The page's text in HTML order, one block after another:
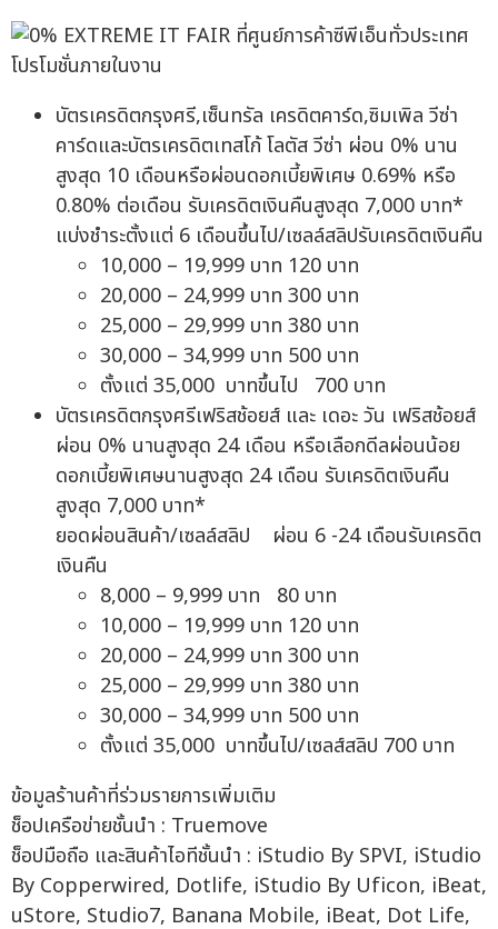
โปรโมชั่นภายในงาน
บัตรเครดิตกรุงศรี,เซ็นทรัล เครดิตคาร์ด,ซิมเพิล วีซ่า
คาร์ดและบัตรเครดิตเทสโก้ โลตัส วีซ่า ผ่อน 0% นาน
สูงสุด 10 เดือนหรือผ่อนดอกเบี้ยพิเศษ 0.69% หรือ
0.80% ต่อเดือน รับเครดิตเงินคืนสูงสุด 7,000 บาท*
แบ่งชำระตั้งแต่ 6 เดือนขึ้นไป/เซลล์สลิปรับเครดิตเงินคืน
10,000 – 19,999 บาท 120 บาท
20,000 – 24,999 บาท 300 บาท
25,000 – 29,999 บาท 380 บาท
30,000 – 34,999 บาท 500 บาท
ตั้งแต่ 35,000 บาทขึ้นไป 700 บาท
บัตรเครดิตกรุงศรีเฟริสช้อยส์ และ เดอะ วัน เฟริสช้อยส์
ผ่อน 0% นานสูงสุด 24 เดือน หรือเลือกดีลผ่อนน้อย
ดอกเบี้ยพิเศษนานสูงสุด 24 เดือน รับเครดิตเงินคืน
สูงสุด 7,000 บาท*
ยอดผ่อนสินค้า/เซลล์สลิป ผ่อน 6 -24 เดือนรับเครดิต
เงินคืน
8,000 – 9,999 บาท 80 บาท
10,000 – 19,999 บาท 120 บาท
20,000 – 24,999 บาท 300 บาท
25,000 – 29,999 บาท 380 บาท
30,000 – 34,999 บาท 500 บาท
ตั้งแต่ 35,000 บาทขึ้นไป/เซลส์สลิป 700 บาท
ข้อมูลร้านค้าที่ร่วมรายการเพิ่มเติม
ช็อปเครือข่ายชั้นนำ : Truemove
ช็อปมือถือ และสินค้าไอทีชั้นนำ : iStudio By SPVI, iStudio
By Copperwired, Dotlife, iStudio By Uficon, iBeat,
uStore, Studio7, Banana Mobile, iBeat, Dot Life,